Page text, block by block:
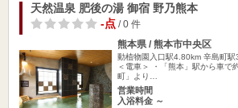
天然温泉 肥後の湯 御宿 野乃熊本
-点/ 0 件
熊本県 / 熊本市中央区
動植物園入口駅4.80km 辛島町駅
＜電車＞ ・「熊本」駅から車で
町」より…
営業時間
入浴料金 ～